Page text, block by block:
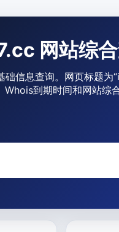
网站综
信息查询。网页标题为
到期时间和网站综